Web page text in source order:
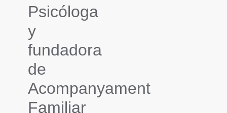
Psicóloga
y
fundadora
de
Acompanyament
Familiar